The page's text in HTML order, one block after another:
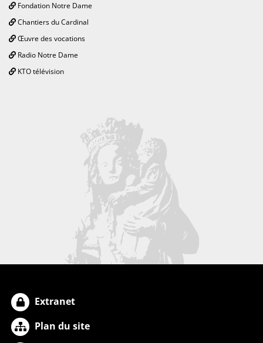
Fondation Notre Dame
Chantiers du Cardinal
Œuvre des vocations
Radio Notre Dame
KTO télévision
Extranet
Plan du site